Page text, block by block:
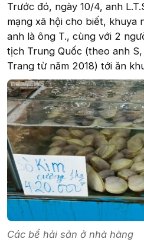
Trước đó, ngày 10/4, anh
mạng xã hội cho biết, khuya
anh là ông T., cùng với 2
tịch Trung Quốc (theo anh
Trang từ năm 2018) tới ăn
Các bể hải sản ở nhà hàng